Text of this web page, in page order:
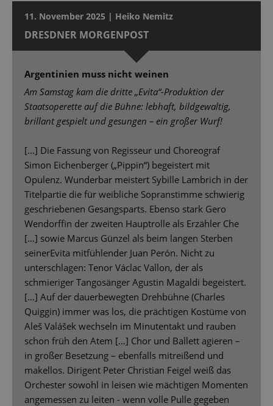
11. November 2025 | Heiko Nemitz
DRESDNER MORGENPOST
Argentinien muss nicht weinen
Am Samstag kam die dritte „Evita“-Produktion der
Staatsoperette auf die Bühne: lebhaft, bildgewaltig,
brillant gespielt und gesungen – ein großer Wurf!
[...] Die Fassung von Regisseur und Choreograf
Simon Eichenberger („Pippin“) begeistert mit
Opulenz. Wunderbar meistert Sybille Lambrich in der
Titelpartie die für weibliche Sopranstimme schwierig
geschriebenen Gesangsparts. Ebenso stark Gero
Wendorffin der zweiten Hauptrolle als Erzähler Che
[…] sowie Marcus Günzel als beim langen Sterben
seinerEvita mitfühlender Juan Perón. Nicht zu
unterschlagen: Tenor Václac Vallon, der als
schmieriger Tangosänger Agustin Magaldi begeistert.
[…] Auf der dauerbewegten Drehbühne (Charles
Quiggin) immer was los, die prächtigen Kostüme von
Aleš Valášek wechseln im Minutentakt und rauben
schon früh den Atem […] Chor und Ballett agieren –
in großer Besetzung – ebenfalls mitreißend und
makellos. Dirigent Peter Christian Feigel weiß das
Orchester sowohl in leisen wie mächtigen Momenten
angemessen zu leiten - wenn volle Pulle gegeben